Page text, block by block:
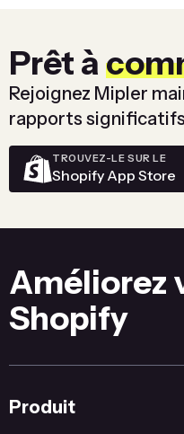
Prêt à
Rejoignez Mipler
rapports
TROUVEZ-LE SUR LE
Shopify App Store
Améliorez
Shopify
Produit